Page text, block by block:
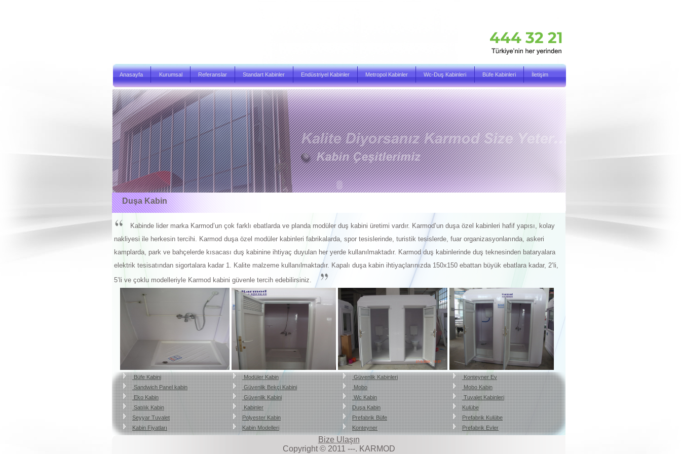
Anasayfa Kurumsal Referanslar Standart Kabinler Endüstriyel Kabinler Metropol Kabinler Wc-Duş Kabinleri Büfe Kabinleri İletişim
Duşa Kabin
Kabinde lider marka Karmod’un çok farklı ebatlarda ve planda modüler duş kabini üretimi vardır. Karmod’un duşa özel kabinleri hafif yapısı, kolay
nakliyesi ile herkesin tercihi. Karmod duşa özel modüler kabinleri fabrikalarda, spor tesislerinde, turistik tesislerde, fuar organizasyonlarında, askeri
kamplarda, park ve bahçelerde kısacası duş kabinine ihtiyaç duyulan her yerde kullanılmaktadır. Karmod duş kabinlerinde duş teknesinden bataryalara
elektrik tesisatından sigortalara kadar 1. Kalite malzeme kullanılmaktadır. Kapalı duşa kabin ihtiyaçlarınızda 150x150 ebattan büyük ebatlara kadar, 2’li,
5’li ve çoklu modelleriyle Karmod kabini güvenle tercih edebilirsiniz.
Büfe Kabini Modüler Kabin Güvenlik Kabinleri
Konteyner Ev
Sandwich Panel kabin
Güvenlik Bekçi Kabini Mobo
Mobo Kabin
Eko Kabin
Güvenlik Kabini Wc Kabin
Tuvalet Kabinleri
Satılık Kabin
Kabinler Duşa Kabin
Kulübe
Seyyar Tuvalet
Polyester Kabin Prefabrik Büfe
Prefabrik Kulübe
Kabin Fiyatları
Kabin Modelleri Konteyner Prefabrik Evler
Bize Ulaşın
Copyright © 2011 ---. KARMOD